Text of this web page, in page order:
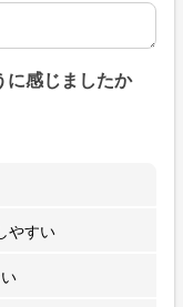
があればご記入くだ
に感じましたか
やすい